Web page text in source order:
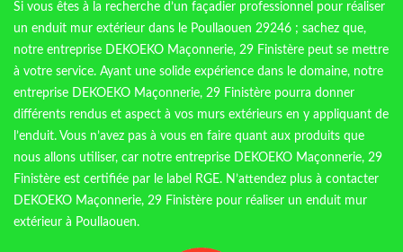
Si vous êtes à la recherche d’un façadier professionnel pour réaliser
un enduit mur extérieur dans le Poullaouen 29246 ; sachez que,
notre entreprise DEKOEKO Maçonnerie, 29 Finistère peut se mettre
à votre service. Ayant une solide expérience dans le domaine, notre
entreprise DEKOEKO Maçonnerie, 29 Finistère pourra donner
différents rendus et aspect à vos murs extérieurs en y appliquant de
l’enduit. Vous n’avez pas à vous en faire quant aux produits que
nous allons utiliser, car notre entreprise DEKOEKO Maçonnerie, 29
Finistère est certifiée par le label RGE. N’attendez plus à contacter
DEKOEKO Maçonnerie, 29 Finistère pour réaliser un enduit mur
extérieur à Poullaouen.